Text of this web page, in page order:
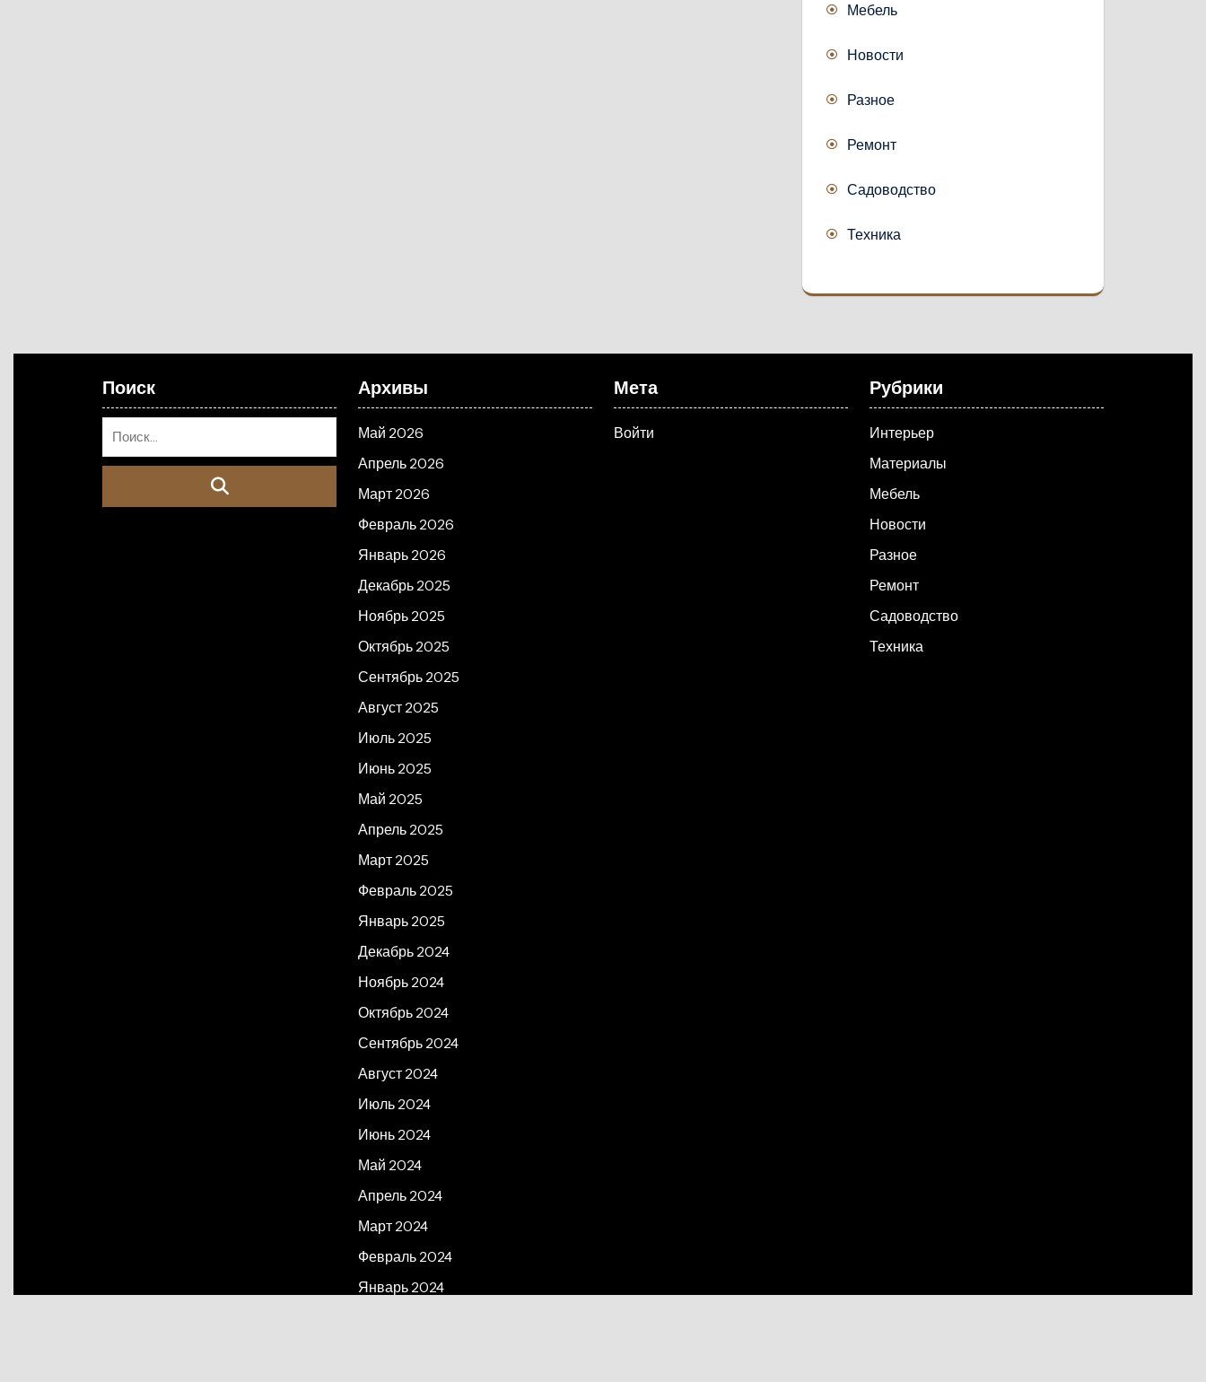
Мебель
Новости
Разное
Ремонт
Садоводство
Техника
Поиск Архивы
Май 2026
Апрель 2026
Март 2026
Февраль 2026
Январь 2026
Декабрь 2025
Ноябрь 2025
Октябрь 2025
Сентябрь 2025
Август 2025
Июль 2025
Июнь 2025
Май 2025
Апрель 2025
Март 2025
Февраль 2025
Январь 2025
Декабрь 2024
Ноябрь 2024
Октябрь 2024
Сентябрь 2024
Август 2024
Июль 2024
Июнь 2024
Май 2024
Апрель 2024
Март 2024
Февраль 2024
Январь 2024
Мета
Войти
Рубрики
Интерьер
Материалы
Мебель
Новости
Разное
Ремонт
Садоводство
Техника